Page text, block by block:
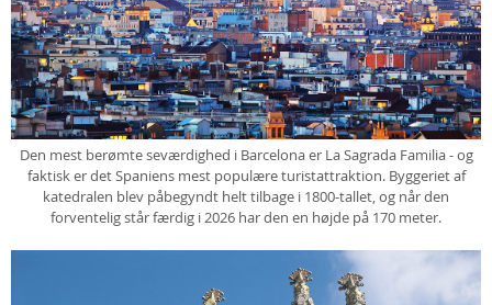
Den mest berømte seværdighed i Barcelona er La Sagrada Familia - og
faktisk er det Spaniens mest populære turistattraktion. Byggeriet af
katedralen blev påbegyndt helt tilbage i 1800-tallet, og når den
forventelig står færdig i 2026 har den en højde på 170 meter.